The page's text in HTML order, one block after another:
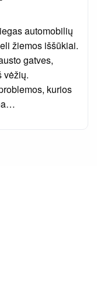
automobilių
žiemos iššūkiai.
gatves,
vėžių.
kurios